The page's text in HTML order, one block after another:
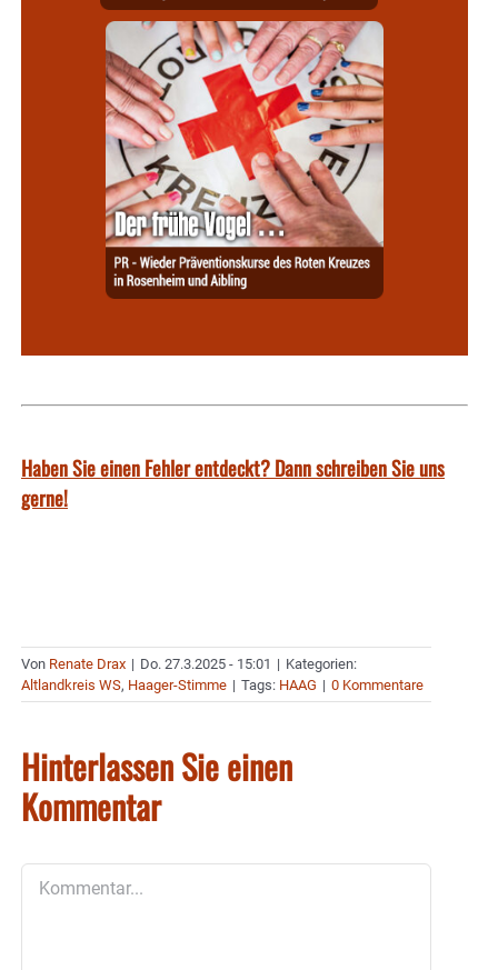
Haben Sie einen Fehler entdeckt? Dann schreiben Sie uns
gerne!
Von Renate Drax | Do. 27.3.2025 - 15:01 | Kategorien:
Altlandkreis WS, Haager-Stimme | Tags: HAAG | 0 Kommentare
Hinterlassen Sie einen
Kommentar